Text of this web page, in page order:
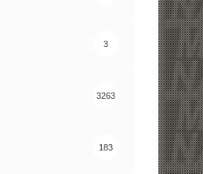
3
3263
183